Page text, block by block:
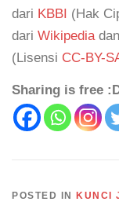
dari KBBI (Hak
dari Wikipediadan
(Lisensi CC-BY-
Sharing is free
POSTED IN
KUNCI